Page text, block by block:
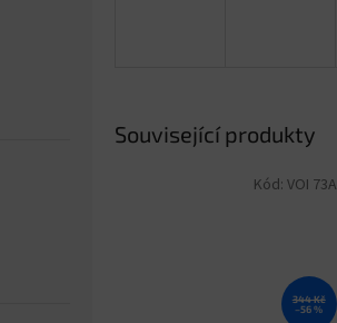
Související produkty
344 Kč
–56 %
Kód: VOI 73A